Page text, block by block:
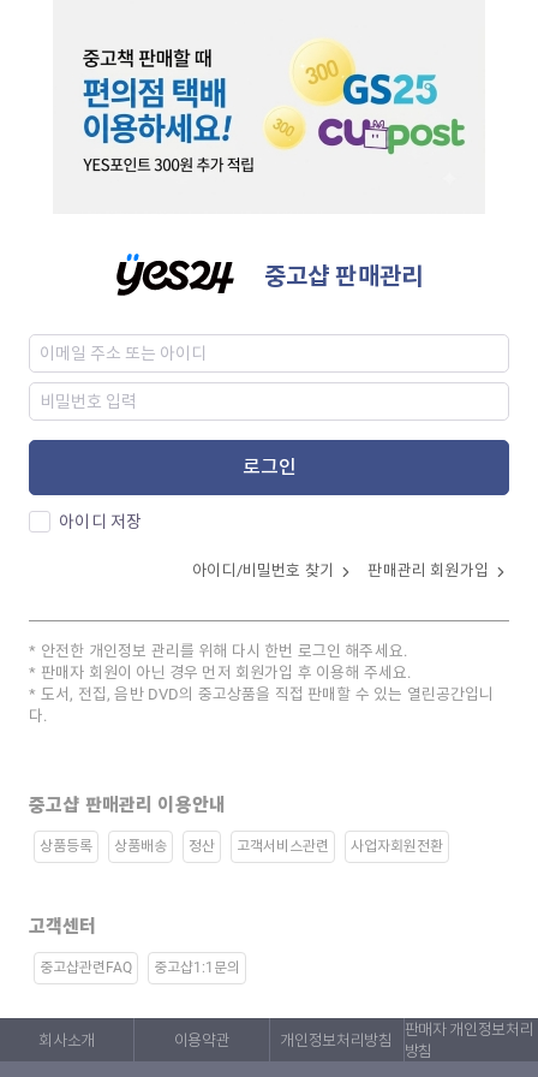
중고샵 판매관리
로그인
아이디 저장
아이디/비밀번호 찾기 판매관리 회원가입
안전한 개인정보 관리를 위해 다시 한번 로그인 해주세요.
판매자 회원이 아닌 경우 먼저 회원가입 후 이용해 주세요.
도서, 전집, 음반 DVD의 중고상품을 직접 판매할 수 있는 열린공간입니
다.
중고샵 판매관리 이용안내
상품등록 상품배송 정산 고객서비스관련 사업자회원전환
고객센터
중고샵관련FAQ 중고샵1:1문의
회사소개 이용약관 개인정보처리방침
판매자 개인정보처리
방침